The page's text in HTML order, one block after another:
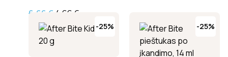
6,66 € 4,66 €
-25% -25%